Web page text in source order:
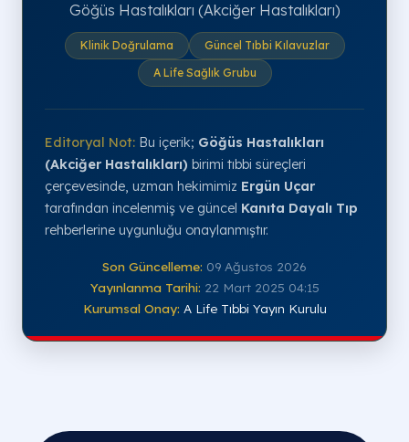
Göğüs Hastalıkları (Akciğer Hastalıkları)
Klinik Doğrulama
Güncel Tıbbi Kılavuzlar
A Life Sağlık Grubu
Editoryal Not: Bu içerik; Göğüs Hastalıkları
(Akciğer Hastalıkları) birimi tıbbi süreçleri
çerçevesinde, uzman hekimimiz Ergün Uçar
tarafından incelenmiş ve güncel Kanıta Dayalı Tıp
rehberlerine uygunluğu onaylanmıştır.
Son Güncelleme: 09 Ağustos 2026
Yayınlanma Tarihi: 22 Mart 2025 04:15
Kurumsal Onay: A Life Tıbbi Yayın Kurulu